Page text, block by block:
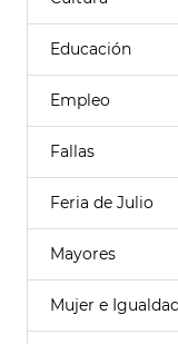
Educación
Empleo
Fallas
Feria de Julio
Mayores
Mujer e